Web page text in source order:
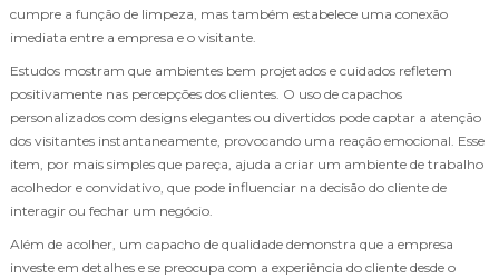
cumpre a função de limpeza, mas também estabelece uma conexão
imediata entre a empresa e o visitante.
Estudos mostram que ambientes bem projetados e cuidados refletem
positivamente nas percepções dos clientes. O uso de capachos
personalizados com designs elegantes ou divertidos pode captar a atenção
dos visitantes instantaneamente, provocando uma reação emocional. Esse
item, por mais simples que pareça, ajuda a criar um ambiente de trabalho
acolhedor e convidativo, que pode influenciar na decisão do cliente de
interagir ou fechar um negócio.
Além de acolher, um capacho de qualidade demonstra que a empresa
investe em detalhes e se preocupa com a experiência do cliente desde o